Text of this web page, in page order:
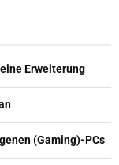
Erweiterung
(Gaming)-PCs